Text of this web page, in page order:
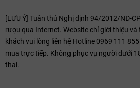
[LƯU Ý] Tuân thủ Nghị định 94/2012/NĐ-
rượu qua Internet. Website chỉ giới thiệu
khách vui lòng liên hệ Hotline 0969 111
mua trực tiếp. Không phục vụ người dưới
thai.